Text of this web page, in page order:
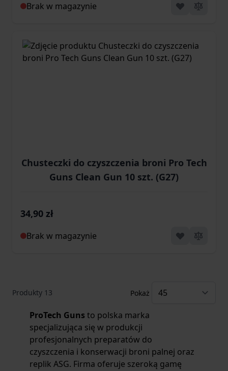
Brak w magazynie
Chusteczki do czyszczenia broni Pro Tech
Guns Clean Gun 10 szt. (G27)
34,90 zł
Brak w magazynie
Produkty 13 Pokaż
ProTech Guns to polska marka
specjalizująca się w produkcji
profesjonalnych preparatów do
czyszczenia i konserwacji broni palnej oraz
replik ASG. Firma oferuje szeroką gamę